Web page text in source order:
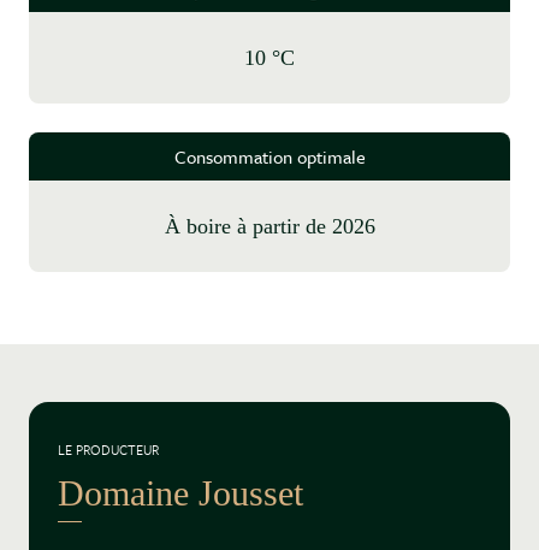
10 °C
Consommation optimale
à boire à partir de 2026
LE PRODUCTEUR
Domaine Jousset